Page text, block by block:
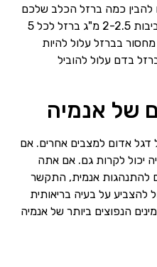
להבין כמה ברזל הכלב שלכם
צריך מדי יום. כלב בוגר צריך בסביבות 2-2.5 מ"ג ברזל לכל 5
מחסור בברזל עלול להיות
בדם עלול להוביל
של אנמיה
דגל אדום למצבים אחרים. אם
יכול לקרות גם. אם אתה
להתנהגות אנמית, התקשר
להצביע על בעיה בריאותית
הנפוצים ביותר של אנמיה